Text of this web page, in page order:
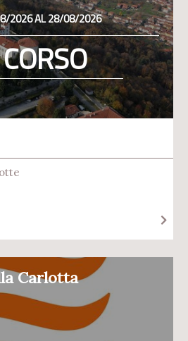
2026 AL 28/08/2026
Carlotta